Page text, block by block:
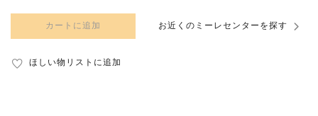
カートに追加 お近くのミーレセンターを探す
ほしい物リストに追加